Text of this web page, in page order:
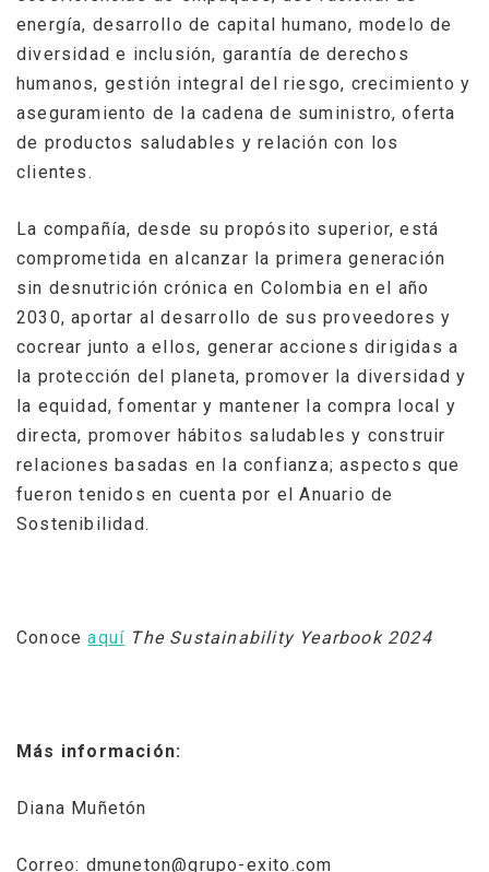
energía, desarrollo de capital humano, modelo de
diversidad e inclusión, garantía de derechos
humanos, gestión integral del riesgo, crecimiento y
aseguramiento de la cadena de suministro, oferta
de productos saludables y relación con los
clientes.
La compañía, desde su propósito superior, está
comprometida enalcanzar la primera generación
sin desnutrición crónica en Colombia en el año
2030, aportar al desarrollo de sus proveedores y
cocrear junto a ellos, generar acciones dirigidas a
la protección del planeta, promover la diversidad y
la equidad, fomentar y mantener la compra local y
directa, promover hábitos saludables y construir
relaciones basadas en la confianza; aspectos que
fueron tenidos en cuenta por el Anuario de
Sostenibilidad.
Conoce aquí The Sustainability Yearbook 2024
Más información:
Diana Muñetón
Correo: dmuneton@grupo-exito.com